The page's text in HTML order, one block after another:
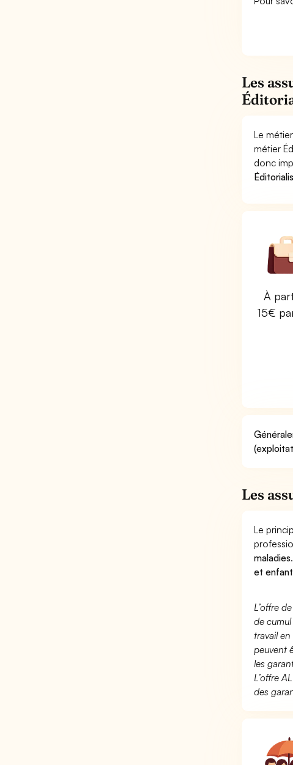
Les
Le
métier
donc
À
15€
Les
Le
maladies
et
L’offre
de
travail
peuvent
les
L’offre
des